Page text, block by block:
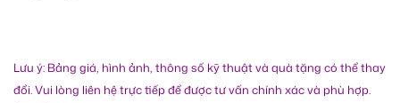
Lưu ý: Bảng giá, hình ảnh, thông số kỹ thuật và quà tặng có thể thay
đổi. Vui lòng liên hệ trực tiếp để được tư vấn chính xác và phù hợp.